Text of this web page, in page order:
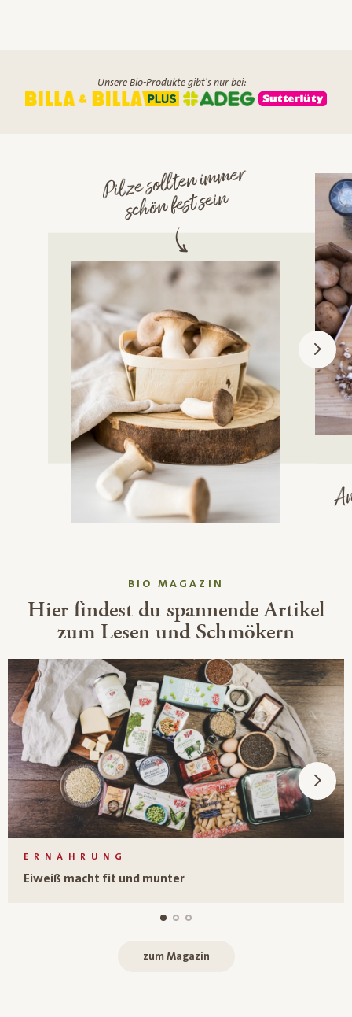
Unsere Bio-Produkte gibt's nur bei:
Pilze sollten i
m
mer
schön fest sein
BIO MAGAZIN
Hier findest du spannende Artikel
zum Lesen und Schmökern
ERNÄHRUNG
Eiweiß macht fit und munter
zum Magazin